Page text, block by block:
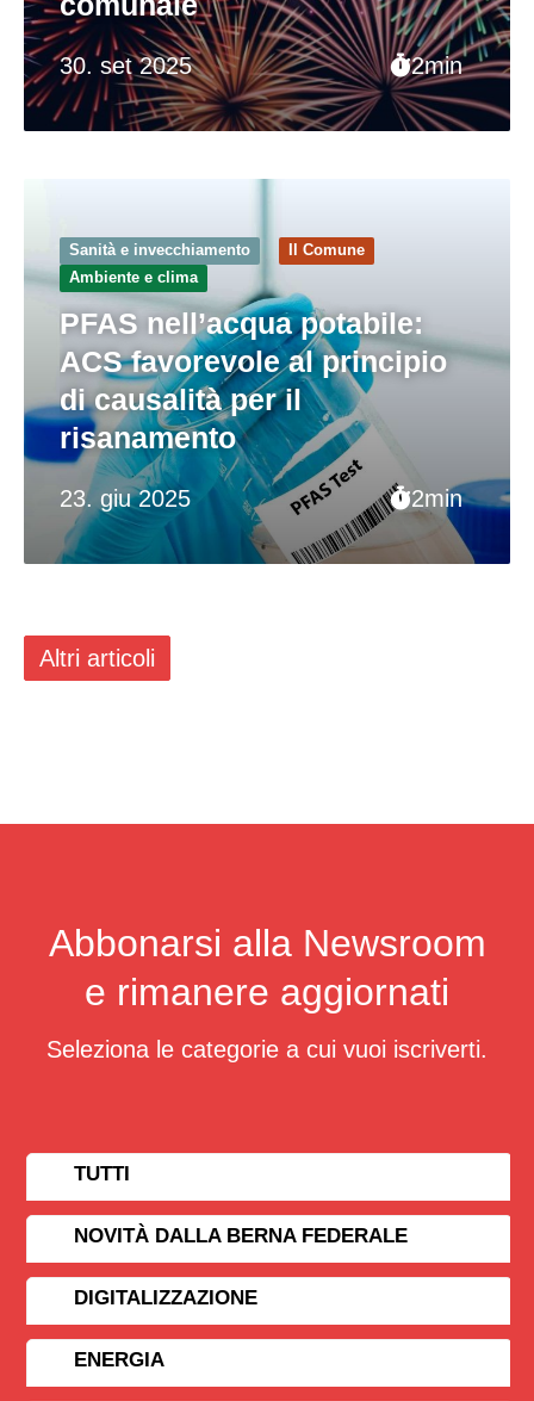
30. set 2025 2min
23. giu 2025 2min
Sanità e invecchiamento
Il Comune
Ambiente e clima
PFAS nell’acqua potabile:
ACS favorevole al principio
di causalità per il
risanamento
Altri articoli
Abbonarsi alla Newsroom
e rimanere aggiornati
Seleziona le categorie a cui vuoi iscriverti.
TUTTI
NOVITÀ DALLA BERNA FEDERALE
DIGITALIZZAZIONE
ENERGIA